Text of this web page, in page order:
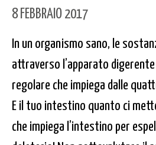
8 FEBBRAIO 2017
In un organismo sano, le
attraverso l’apparato
regolare che impiega dalle
E il tuo intestino quanto ci
che impiega l’intestino per